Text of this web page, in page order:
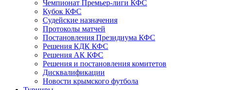
Чемпионат Премьер-лиги КФС
Кубок КФС
Судейские назначения
Протоколы матчей
Постановления Президиума КФС
Решения КДК КФС
Решения АК КФС
Решения и постановления комитетов
Дисквалификации
Новости крымского футбола